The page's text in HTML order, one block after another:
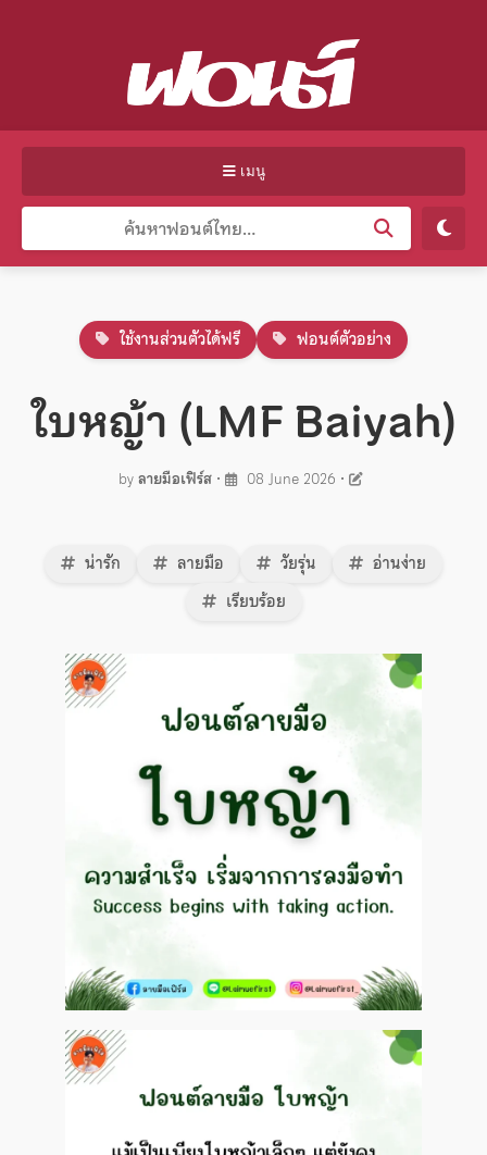
เมนู
ใช้งานส่วนตัวได้ฟรี ฟอนต์ตัวอย่าง
ใบหญ้า (LMF Baiyah)
byลายมือเฟิร์ส • 08 June 2026 •
น่ารัก ลายมือ วัยรุ่น
อ่านง่าย
เรียบร้อย